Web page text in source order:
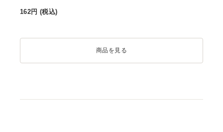
162円 (税込)
商品を見る